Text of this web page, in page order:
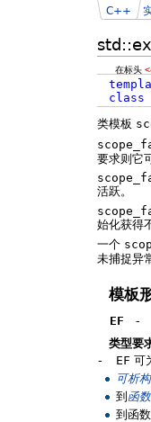
C++
在标头
class
类模板
要求则它
活跃。
始化获得
一个
未捕捉异
模板
EF -
类型要
-
EF 可
可析构
到 函
到函